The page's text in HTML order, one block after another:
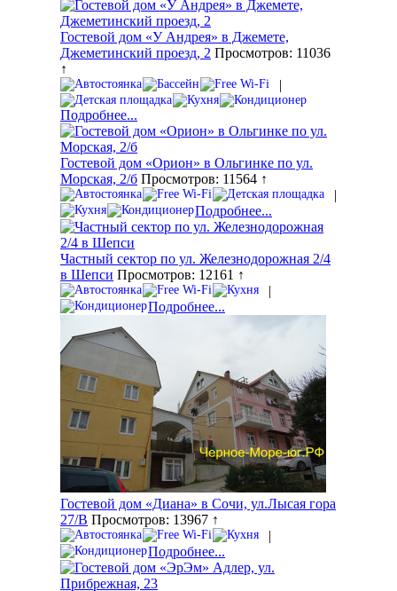
Гостевой дом «У Андрея» в Джемете,
Джеметинский проезд, 2 Просмотров: 11036
↑
|
Подробнее...
Гостевой дом «Орион» в Ольгинке по ул.
Морская, 2/б Просмотров: 11564 ↑
|
Подробнее...
Частный сектор по ул. Железнодорожная 2/4
в Шепси Просмотров: 12161 ↑
|
Подробнее...
Гостевой дом «Диана» в Сочи, ул.Лысая гора
27/В Просмотров: 13967 ↑
|
Подробнее...